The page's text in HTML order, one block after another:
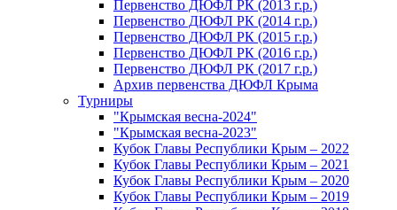
Первенство ДЮФЛ РК (2013 г.р.)
Первенство ДЮФЛ РК (2014 г.р.)
Первенство ДЮФЛ РК (2015 г.р.)
Первенство ДЮФЛ РК (2016 г.р.)
Первенство ДЮФЛ РК (2017 г.р.)
Архив первенства ДЮФЛ Крыма
Турниры
"Крымская весна-2024"
"Крымская весна-2023"
Кубок Главы Республики Крым – 2022
Кубок Главы Республики Крым – 2021
Кубок Главы Республики Крым – 2020
Кубок Главы Республики Крым – 2019